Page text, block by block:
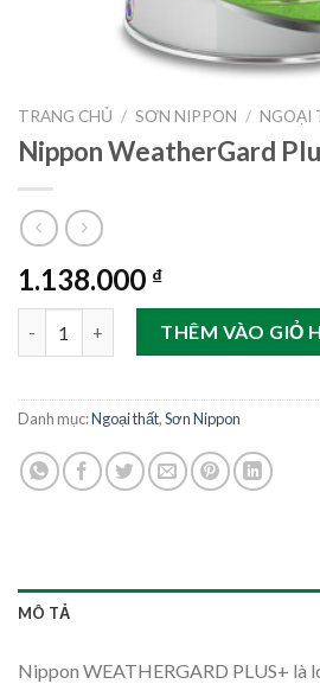
TRANG CHỦ / SƠN NIPPON / NGOẠI
Nippon WeatherGard
1.138.000 ₫
Nippon WeatherGard Plus+ 5lít số
THÊM VÀO GIỎ
Danh mục:Ngoại thất,Sơn Nippon
MÔ TẢ
Nippon WEATHERGARD PLUS+